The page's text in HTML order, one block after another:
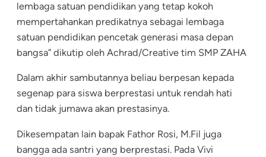
lembaga satuan pendidikan yang tetap kokoh
mempertahankan predikatnya sebagai lembaga
satuan pendidikan pencetak generasi masa depan
bangsa” dikutip oleh Achrad/Creative tim SMP ZAHA
Dalam akhir sambutannya beliau berpesan kepada
segenap para siswa berprestasi untuk rendah hati
dan tidak jumawa akan prestasinya.
Dikesempatan lain bapak Fathor Rosi, M.Fil juga
bangga ada santri yang berprestasi. Pada Vivi